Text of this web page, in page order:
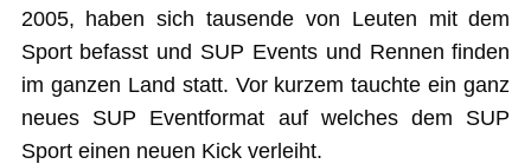
2005, haben sich tausende von Leuten mit dem
Sport befasst und SUP Events und Rennen finden
im ganzen Land statt. Vor kurzem tauchte ein ganz
neues SUP Eventformat auf welches dem SUP
Sport einen neuen Kick verleiht.